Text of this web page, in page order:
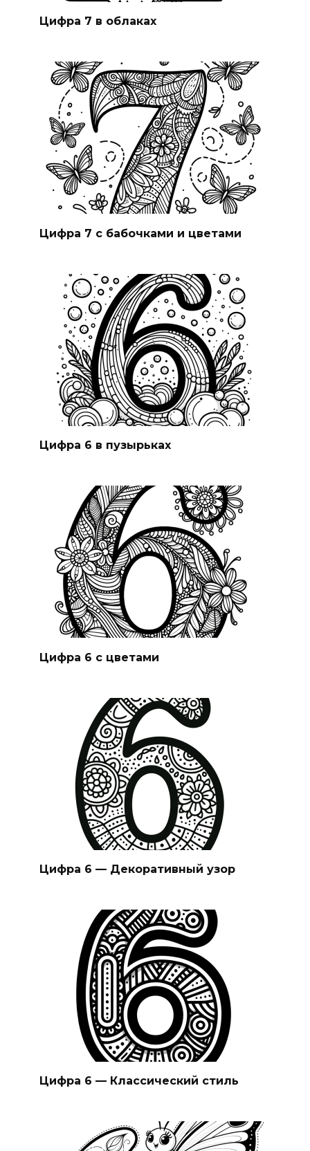
Цифра 7 в облаках
Цифра 7 с бабочками и цветами
Цифра 6 в пузырьках
Цифра 6 с цветами
Цифра 6 — Декоративный узор
Цифра 6 — Классический стиль